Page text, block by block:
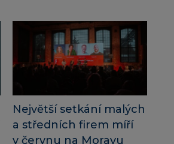
Největší setkání malých
a středních firem míří
v červnu na Moravu